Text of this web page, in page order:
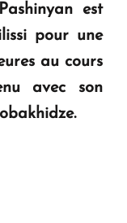
et d'avenir
est
pour une
au cours
avec son